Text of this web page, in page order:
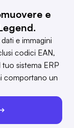
e
e immagini
codici EAN,
sistema ERP
comportano un